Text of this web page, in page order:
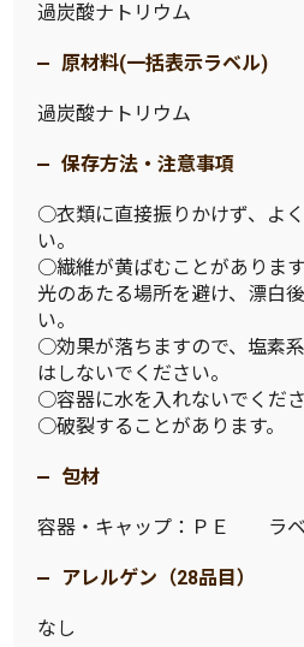
過炭酸ナトリウム
原材料(一括表示ラベル)
過炭酸ナトリウム
保存方法・注意事項
○衣類に直接振りかけず、よ
い。
○繊維が黄ばむことがありま
光のあたる場所を避け、漂白
い。
○効果が落ちますので、塩素
はしないでください。
○容器に水を入れないでくださ
○破裂することがあります。
包材
容器・キャップ：ＰＥ ラ
アレルゲン（28品目）
なし